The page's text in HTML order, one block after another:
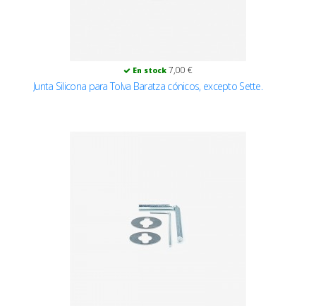
En stock 7,00 €
Junta Silicona para Tolva Baratza cónicos, excepto Sette.